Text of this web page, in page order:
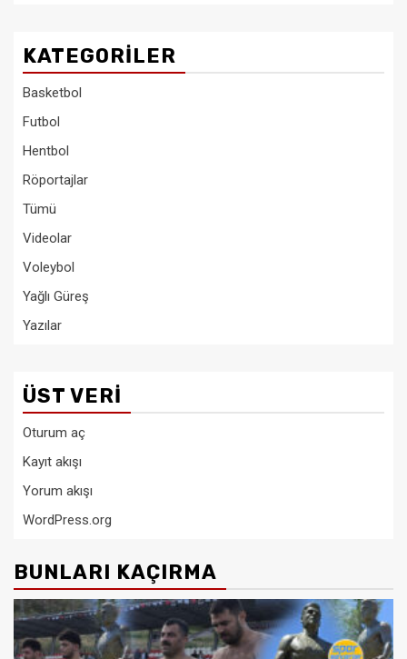
KATEGORILER
Basketbol
Futbol
Hentbol
Röportajlar
Tümü
Videolar
Voleybol
Yağlı Güreş
Yazılar
ÜST VERI
Oturum aç
Kayıt akışı
Yorum akışı
WordPress.org
BUNLARI KAÇIRMA